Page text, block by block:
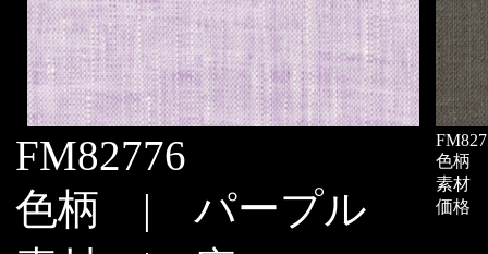
FM82776
色柄 | パープル
色柄
素材
価格 |